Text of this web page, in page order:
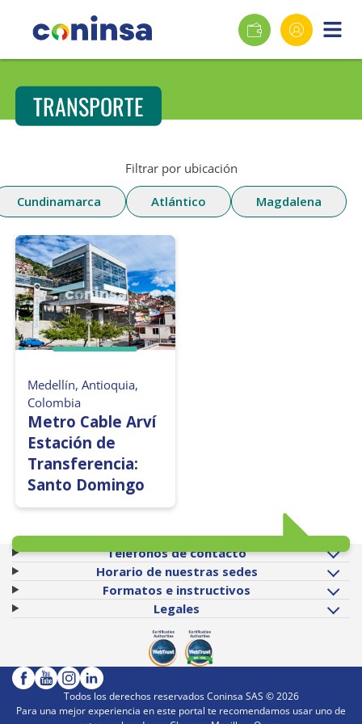
TRANSPORTE
Filtrar por ubicación
Cundinamarca Atlántico Magdalena
Medellín, Antioquia,
Colombia
Metro Cable Arví
Estación de
Transferencia:
Santo Domingo
Teléfonos de contacto
Horario de nuestras sedes
Formatos e instructivos
Legales
Todos los derechos reservados Coninsa SAS ©2026
Para una mejor experiencia en este portal te recomendamos usar uno de